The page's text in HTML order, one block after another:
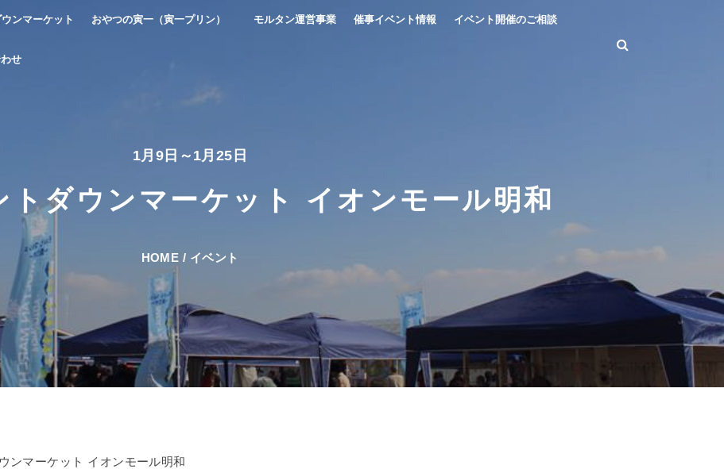
ンマーケット おやつの寅一（寅一プリン） モルタン運営事業 催事イベント情報 イベント開催のご相談
せ
1月9日～1月25日
トダウンマーケット イオンモール明和
HOME / イベント
ンマーケット イオンモール明和